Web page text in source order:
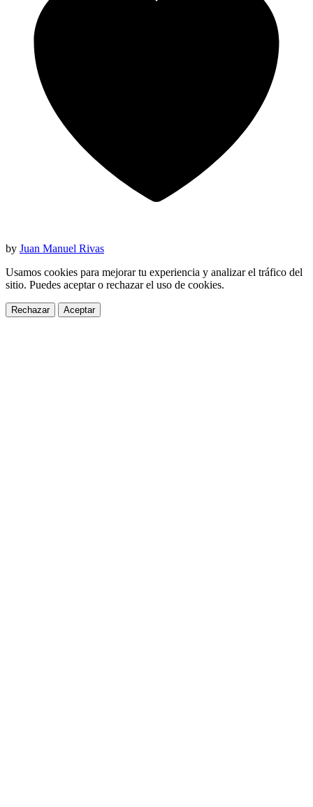
by Juan Manuel Rivas
Usamos cookies para mejorar tu experiencia y analizar el tráfico del
sitio. Puedes aceptar o rechazar el uso de cookies.
Rechazar Aceptar